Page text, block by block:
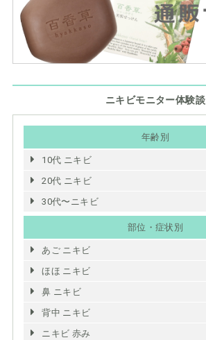
ニキビモニター体験談
年齢別
10代 ニキビ
20代 ニキビ
30代〜ニキビ
部位・症状別
あご ニキビ
ほほ ニキビ
鼻 ニキビ
背中 ニキビ
ニキビ 赤み